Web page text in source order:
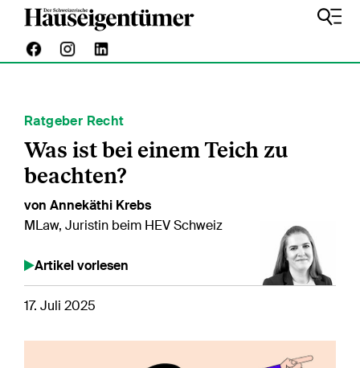
Ratgeber Recht
Was ist bei einem Teich zu
beachten?
von Annekäthi Krebs
MLaw, Juristin beim HEV Schweiz
Artikel vorlesen
17. Juli 2025